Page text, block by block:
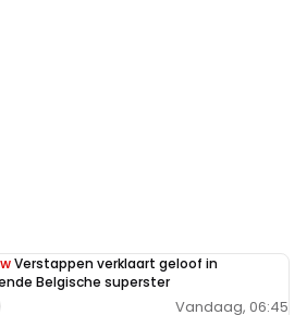
Verstappen verklaart geloof in
Belgische superster
Vandaag, 06:45